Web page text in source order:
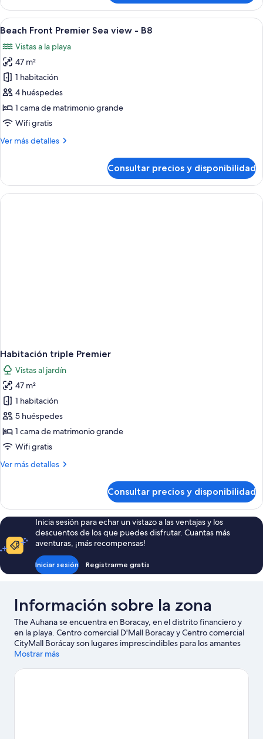
Sea
view
Abrir
todas
las
fotos
de
Beach
Front
Premier
view
Beach Front Premier Sea view - B8 |
1
Beach Front Premier Sea view - B8
Vistas a la playa
47 m²
1 habitación
4 huéspedes
1 cama de matrimonio grande
Wifi gratis
Ver más detalles
Más
Front
Premier
Sea
Consultar precios y disponibilidad
Habitación triple Premier
Vistas al jardín
47 m²
1 habitación
5 huéspedes
1 cama de matrimonio grande
Wifi gratis
Ver más detalles
Más
triple
Premier
Consultar precios y disponibilidad
Inicia sesión para echar un vistazo a las ventajas y los
descuentos de los que puedes disfrutar. Cuantas más
aventuras, ¡más recompensas!
Iniciar sesión Registrarme gratis
Información sobre la zona
The Auhana se encuentra en Boracay, en el distrito financiero y
en la playa. Centro comercial D'Mall Boracay y Centro comercial
CityMall Borácay son lugares imprescindibles para los amantes
de las tiendas; añádelos a tu itinerario junto a fantásticos parajes
la pena acercarse a Roca de Willy y Club de campo y golf
Mostrar más